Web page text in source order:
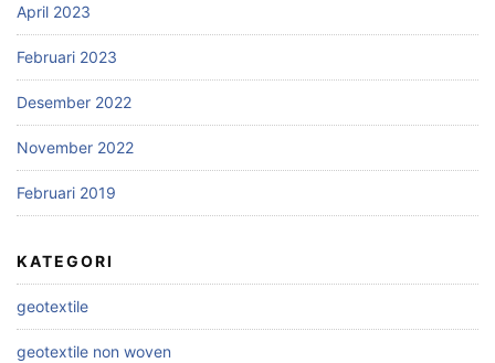
April 2023
Februari 2023
Desember 2022
November 2022
Februari 2019
KATEGORI
geotextile
geotextile non woven